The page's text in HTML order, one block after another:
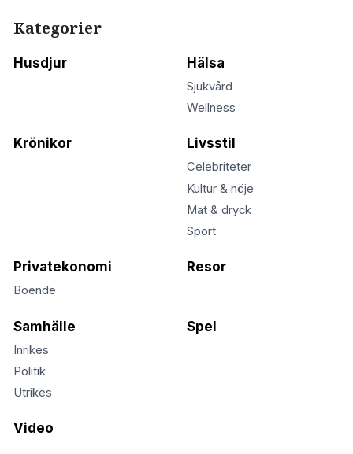
Kategorier
Husdjur Hälsa
Sjukvård
Wellness
Krönikor Livsstil
Celebriteter
Kultur & nöje
Mat & dryck
Sport
Privatekonomi
Boende
Resor
Samhälle
Inrikes
Politik
Utrikes
Spel
Video